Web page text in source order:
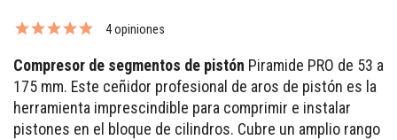
4 opiniones
Compresor de segmentos de pistón Piramide PRO de 53 a
175 mm. Este ceñidor profesional de aros de pistón es la
herramienta imprescindible para comprimir e instalar
pistones en el bloque de cilindros. Cubre un amplio rango